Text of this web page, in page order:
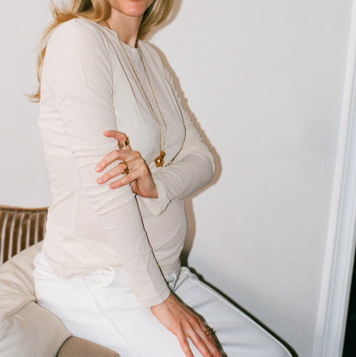
природной силы
и в сестринстве. Многие женщины
недооценивают свой масштаб, боятся
проявляться, сравнивают себя и конкурируют.
Когда женщина принимает все свои грани —
мягкость и силу, чувствительность и амбицию,
свет и тень — она перестаёт бороться с собой.
А если к этому добавляется поддержка других
женщин, возникает огромная созидательная
энергия. В этом соединении раскрывается
настоящая сила.
В ЧЁМ, ПО ВАШЕМУ, ДВИЖУЩАЯ СИЛА